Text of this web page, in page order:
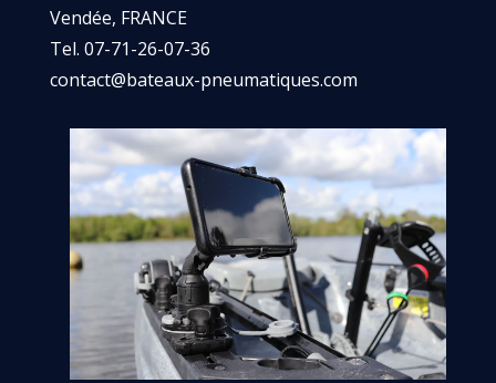
Vendée, FRANCE
Tel. 07-71-26-07-36
contact@bateaux-pneumatiques.com